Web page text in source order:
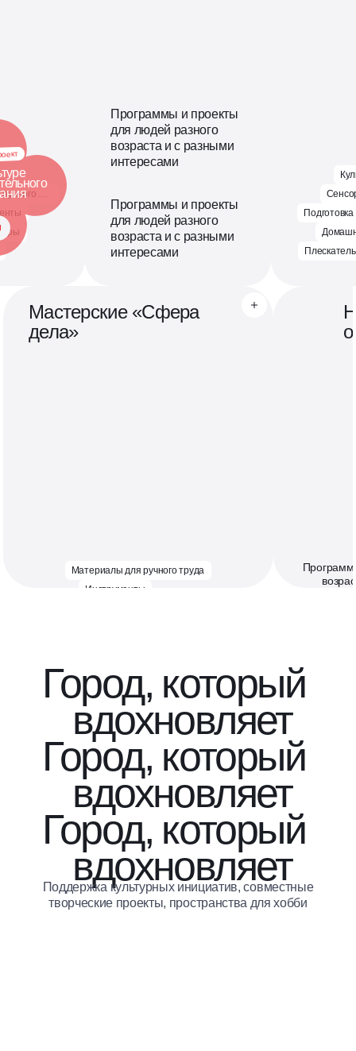
Материалы для ручного труда
Программы и проекты
для людей разного
возраста и с разными
интересами
Программы и проекты
для людей разного
возраста и с разными
интересами
Мастерские «Сфера
дела»
Материалы для ручного труда
Инструменты
Город, который
вдохновляет
Город, который
вдохновляет
Город, который
вдохновляет
Поддержка культурных инициатив, совместные
творческие проекты, пространства для хобби